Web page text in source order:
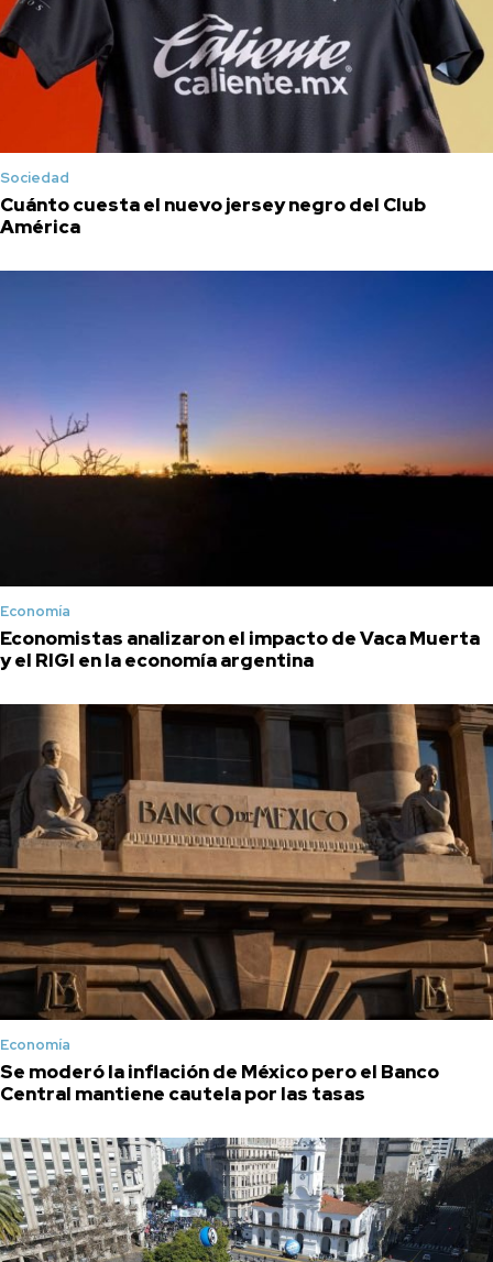
Sociedad
Cuánto cuesta el nuevo jersey negro del Club
América
Economía
Economistas analizaron el impacto de Vaca Muerta
y el RIGI en la economía argentina
Economía
Se moderó la inflación de México pero el Banco
Central mantiene cautela por las tasas